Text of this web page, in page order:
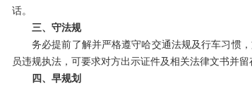
话。
三、守法规
务必提前了解并严格遵守哈交通法规及行车习惯
员违规执法，可要求对方出示证件及相关法律文书并留
四、早规划